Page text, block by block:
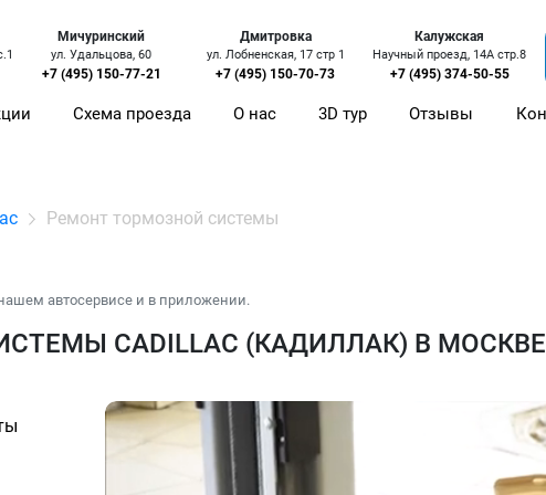
Мичуринский
ул. Удальцова, 60
+7 (495) 150-77-21
Дмитровка
ул. Лобненская, 17 стр 1
+7 (495) 150-70-73
Калужская
Научный проезд, 14А стр.8
+7 (495) 374-50-55
Схема проезда О нас 3D тур Отзывы
Ремонт тормозной системы
автосервисе и в приложении.
CADILLAC (КАДИЛЛАК) В МОСКВЕ